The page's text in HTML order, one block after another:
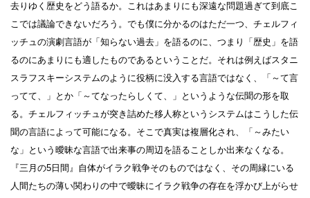
去りゆく歴史をどう語るか。これはあまりにも深遠な問題過ぎて到底こ
こでは議論できないだろう。でも僕に分かるのはただ一つ、チェルフィ
ッチュの演劇言語が「知らない過去」を語るのに、つまり「歴史」を語
るのにあまりにも適したものであるということだ。それは例えばスタニ
スラフスキーシステムのように役柄に没入する言語ではなく、「～て言
ってて、」とか「～てなったらしくて、」というような伝聞の形を取
る。チェルフィッチュが突き詰めた移人称というシステムはこうした伝
聞の言語によって可能になる。そこで真実は複層化され、「～みたい
な」という曖昧な言語で出来事の周辺を語ることしか出来なくなる。
『三月の5日間』自体がイラク戦争そのものではなく、その周縁にいる
人間たちの薄い関わりの中で曖昧にイラク戦争の存在を浮かび上がらせ